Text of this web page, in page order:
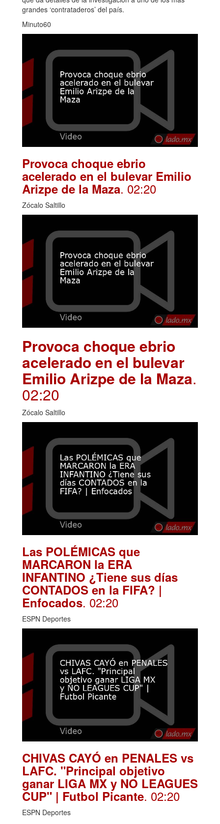
grandes ‘contrataderos’ del país.
Minuto60
Provoca choque ebrio
acelerado en el bulevar Emilio
Arizpe de la Maza. 02:20
Zócalo Saltillo
Provoca choque ebrio
acelerado en el bulevar
Emilio Arizpe de la Maza.
02:20
Zócalo Saltillo
Las POLÉMICAS que
MARCARON la ERA
INFANTINO ¿Tiene sus días
CONTADOS en la FIFA? |
Enfocados. 02:20
ESPN Deportes
CHIVAS CAYÓ en PENALES vs
LAFC. "Principal objetivo
ganar LIGA MX y NO LEAGUES
CUP" | Futbol Picante. 02:20
ESPN Deportes